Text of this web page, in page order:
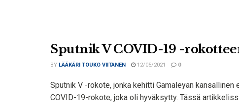
Sputnik V COVID-19 -
BY LÄÄKÄRI TOUKO VIITANEN 12/05/2021 0
Sputnik V -rokote, jonka kehitti Gamaleyan
COVID-19-rokote, joka oli hyväksytty. Tässä